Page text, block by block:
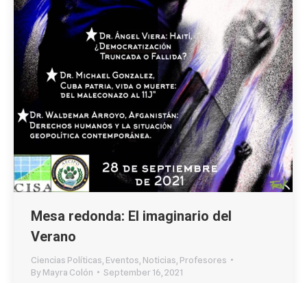
Mesa redonda: El imaginario del
Verano
Ciencias Políticas Eventos Noticias Profesores
ByMayra Colón
September 16, 2021